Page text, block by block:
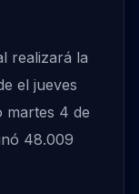
realizará la
el jueves
martes 4 de
48.009